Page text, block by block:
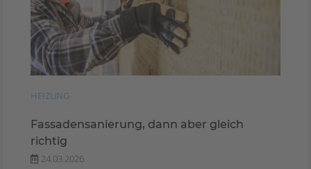
HEIZUNG
Fassadensanierung, dann aber gleich
richtig
24.03.2026